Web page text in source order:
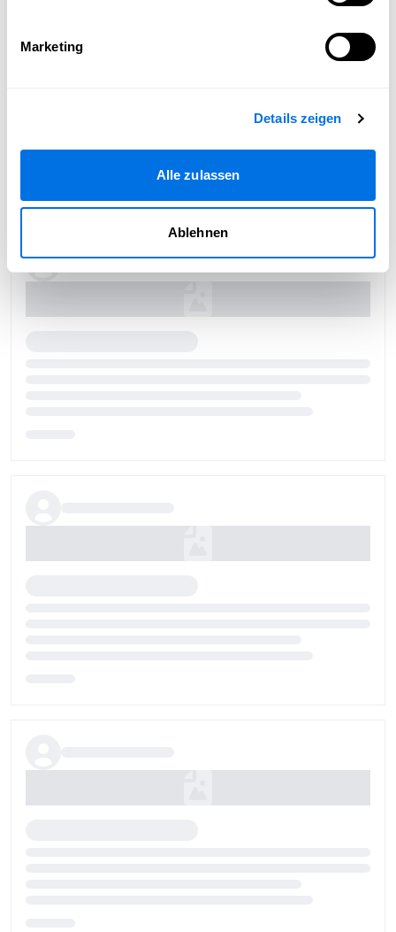
Marketing
Details zeigen
Alle zulassen
Ablehnen